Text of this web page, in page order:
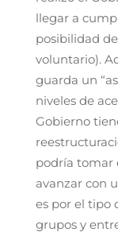
llegar a
posibilidad
voluntario).
guarda un
niveles de
Gobierno
podría tomar
avanzar con
es por el tipo
grupos y